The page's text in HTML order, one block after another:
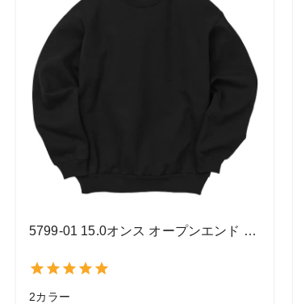
5799-01 15.0オンス オープンエンド マグナムウェイト クルーネック スウェット（裏起毛）
2カラー